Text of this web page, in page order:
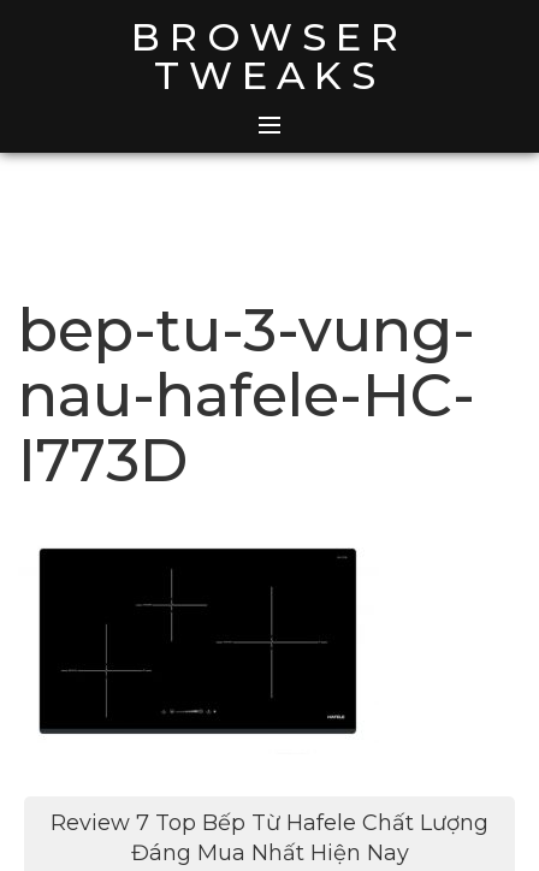
BROWSER
TWEAKS
bep-tu-3-vung-
nau-hafele-HC-
I773D
Điều
Review 7 Top Bếp Từ Hafele Chất Lượng
Đáng Mua Nhất Hiện Nay